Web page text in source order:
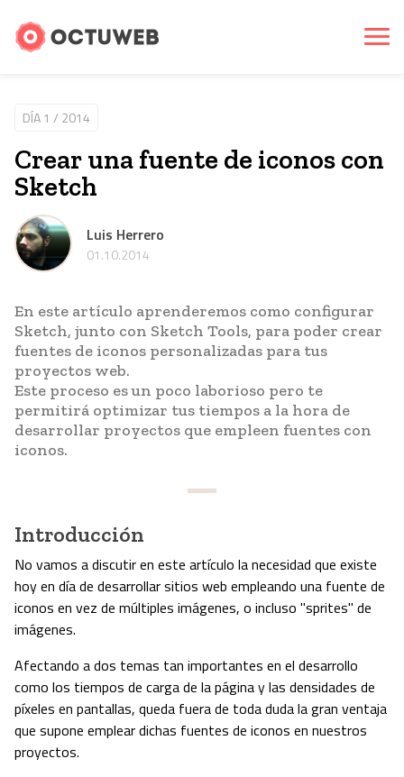
DÍA 1 / 2014
Crear una fuente de iconos con
Sketch
Luis Herrero
01.10.2014
En este artículo aprenderemos como configurar
Sketch, junto con Sketch Tools, para poder crear
fuentes de iconos personalizadas para tus
proyectos web.
Este proceso es un poco laborioso pero te
permitirá optimizar tus tiempos a la hora de
desarrollar proyectos que empleen fuentes con
iconos.
Introducción
No vamos a discutir en este artículo la necesidad que existe
hoy en día de desarrollar sitios web empleando una fuente de
iconos en vez de múltiples imágenes, o incluso "sprites" de
imágenes.
Afectando a dos temas tan importantes en el desarrollo
como los tiempos de carga de la página y las densidades de
píxeles en pantallas, queda fuera de toda duda la gran ventaja
que supone emplear dichas fuentes de iconos en nuestros
proyectos.